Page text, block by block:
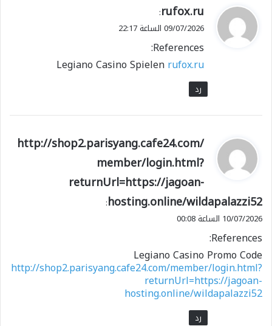
ي
ق
ل
rufox.ru
:
09/07/2026 الساعة 22:17
References:
Legiano Casino Spielenrufox.ru
رد
ي
ق
و
ل
http://shop2.parisyang.cafe24.com/
member/login.html?
returnUrl=https://jagoan-
hosting.online/wildapalazzi52
:
10/07/2026 الساعة 00:08
References:
Legiano Casino Promo Code
http://shop2.parisyang.cafe24.com/member/login.html?
returnUrl=https://jagoan-
hosting.online/wildapalazzi52
رد